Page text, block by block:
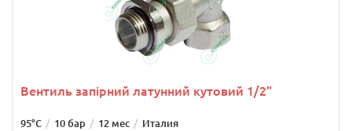
Вентиль запірний латунний кутовий 1/2"
95°С 10 бар 12 мес Италия